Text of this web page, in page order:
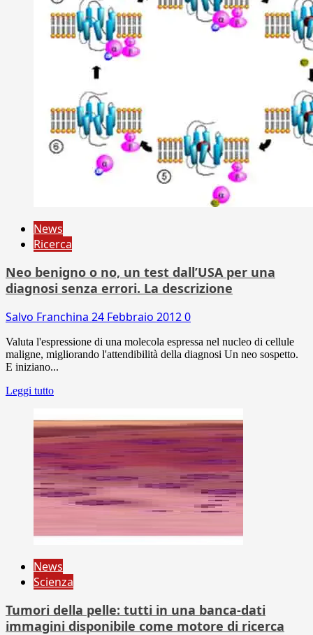
News
Ricerca
Neo benigno o no, un test dall’USA per una
diagnosi senza errori. La descrizione
Salvo Franchina 24 Febbraio 20120
Valuta l'espressione di una molecola espressa nel nucleo di cellule
maligne, migliorando l'attendibilità della diagnosi Un neo sospetto.
E iniziano...
Leggi tutto
News
Scienza
Tumori della pelle: tutti in una banca-dati
immagini disponibile come motore di ricerca